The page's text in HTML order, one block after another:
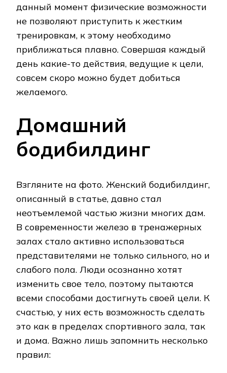
данный момент физические возможности
не позволяют приступить к жестким
тренировкам, к этому необходимо
приближаться плавно. Совершая каждый
день какие-то действия, ведущие к цели,
совсем скоро можно будет добиться
желаемого.
Домашний
бодибилдинг
Взгляните на фото. Женский бодибилдинг,
описанный в статье, давно стал
неотъемлемой частью жизни многих дам.
В современности железо в тренажерных
залах стало активно использоваться
представителями не только сильного, но и
слабого пола. Люди осознанно хотят
изменить свое тело, поэтому пытаются
всеми способами достигнуть своей цели. К
счастью, у них есть возможность сделать
это как в пределах спортивного зала, так
и дома. Важно лишь запомнить несколько
правил: